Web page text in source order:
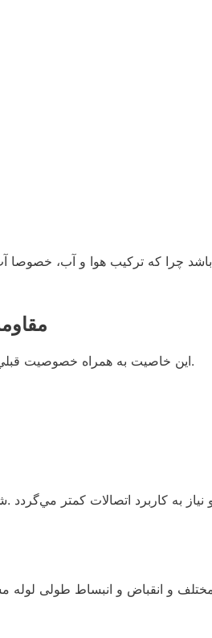
چرا كه تركيب هوا و آب،
2-
اين خاصيت به همراه خصوصيت قبلي عامل افزايش قابل توجه عمر مفيد اين لوله‌ها نسبت به لوله‌هاي و ديگر مي‌ باشد.